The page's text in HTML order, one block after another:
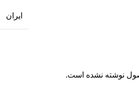
ایران
نوشته نشده است.